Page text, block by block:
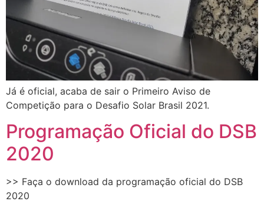
Já é oficial, acaba de sair o Primeiro Aviso de
Competição para o Desafio Solar Brasil 2021.
Programação Oficial do DSB
2020
>> Faça o download da programação oficial do DSB
2020